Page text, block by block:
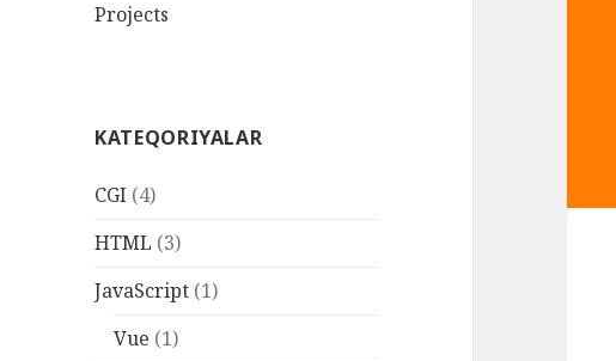
Projects
KATEQORIYALAR
CGI (4)
HTML (3)
JavaScript (1)
Vue (1)